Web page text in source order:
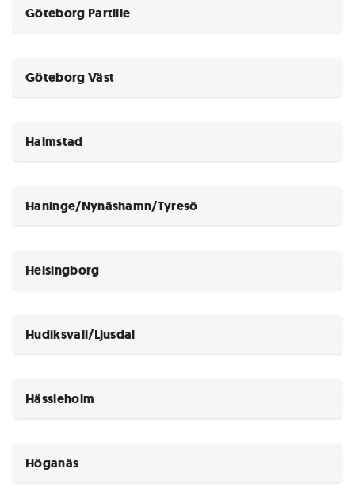
Göteborg Partille
Göteborg Väst
Halmstad
Haninge/Nynäshamn/Tyresö
Helsingborg
Hudiksvall/Ljusdal
Hässleholm
Höganäs